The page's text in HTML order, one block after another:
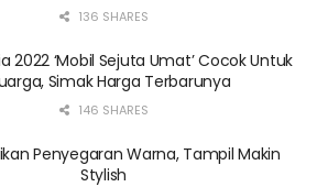
136 SHARES
2022 ‘Mobil Sejuta Umat’ Cocok Untuk
Simak Harga Terbarunya
146 SHARES
Penyegaran Warna, Tampil Makin
Stylish